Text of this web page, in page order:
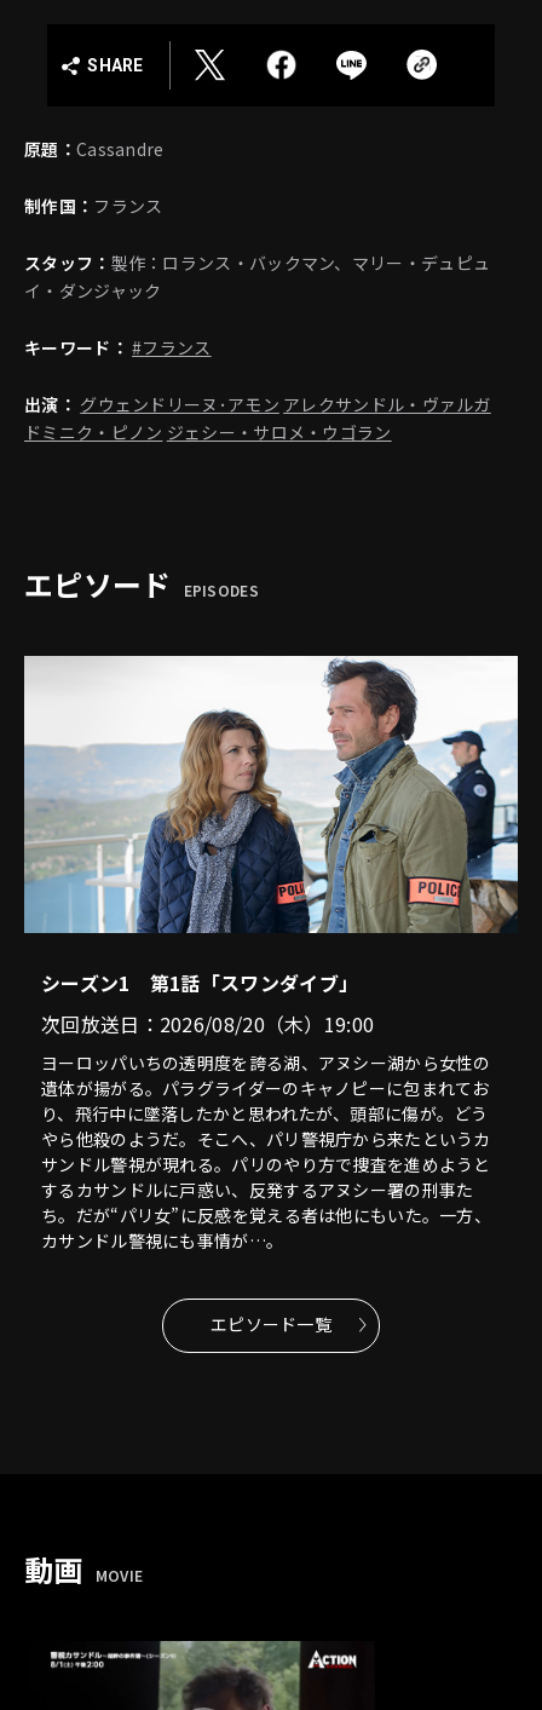
SHARE
原題： Cassandre
制作国： フランス
スタッフ： 製作：ロランス・バックマン、マリー・デュピュ
イ・ダンジャック
キーワード： #フランス
出演： グウェンドリーヌ･アモン アレクサンドル・ヴァルガ
ドミニク・ピノン ジェシー・サロメ・ウゴラン
エピソード EPISODES
シーズン1 第1話「スワンダイブ」
次回放送日：2026/08/20（木）19:00
ヨーロッパいちの透明度を誇る湖、アヌシー湖から女性の
遺体が揚がる。パラグライダーのキャノピーに包まれてお
り、飛行中に墜落したかと思われたが、頭部に傷が。どう
やら他殺のようだ。そこへ、パリ警視庁から来たというカ
サンドル警視が現れる。パリのやり方で捜査を進めようと
するカサンドルに戸惑い、反発するアヌシー署の刑事た
ち。だが“パリ女”に反感を覚える者は他にもいた。一方、
カサンドル警視にも事情が…。
エピソード一覧
動画 MOVIE